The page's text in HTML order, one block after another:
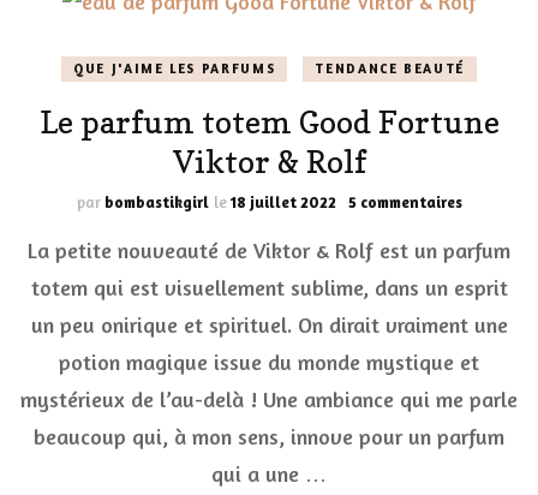
QUE J'AIME LES PARFUMS TENDANCE BEAUTÉ
Le parfum totem Good Fortune
Viktor & Rolf
par bombastikgirl le18 juillet 2022 5 commentairessur
parfum
Good
Fortune
&
Rolf
La petite nouveauté de Viktor & Rolf est un parfum
totem qui est visuellement sublime, dans un esprit
un peu onirique et spirituel. On dirait vraiment une
potion magique issue du monde mystique et
mystérieux de l’au-delà ! Une ambiance qui me parle
beaucoup qui, à mon sens, innove pour un parfum
qui a une …